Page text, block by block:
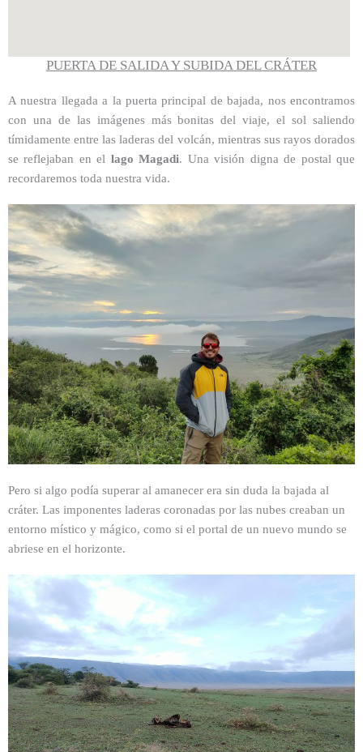
PUERTA DE SALIDA Y SUBIDA DEL CRÁTER
A nuestra llegada a la puerta principal de bajada, nos encontramos
con una de las imágenes más bonitas del viaje, el sol saliendo
tímidamente entre las laderas del volcán, mientras sus rayos dorados
se reflejaban en el lago Magadi. Una visión digna de postal que
recordaremos toda nuestra vida.
Pero si algo podía superar al amanecer era sin duda la bajada al
cráter. Las imponentes laderas coronadas por las nubes creaban un
entorno místico y mágico, como si el portal de un nuevo mundo se
abriese en el horizonte.